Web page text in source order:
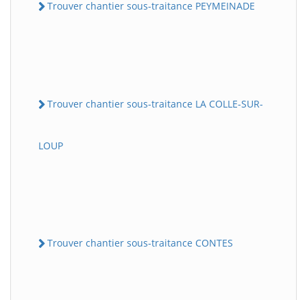
Trouver chantier sous-traitance PEYMEINADE
Trouver chantier sous-traitance LA COLLE-SUR-
LOUP
Trouver chantier sous-traitance CONTES